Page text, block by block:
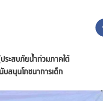
ระสบภัยน้ำท่วมภาคใต้
สนุนโภชนาการเด็ก